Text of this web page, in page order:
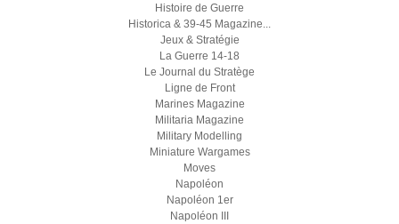
Histoire de Guerre
Historica & 39-45 Magazine...
Jeux & Stratégie
La Guerre 14-18
Le Journal du Stratège
Ligne de Front
Marines Magazine
Militaria Magazine
Military Modelling
Miniature Wargames
Moves
Napoléon
Napoléon 1er
Napoléon III